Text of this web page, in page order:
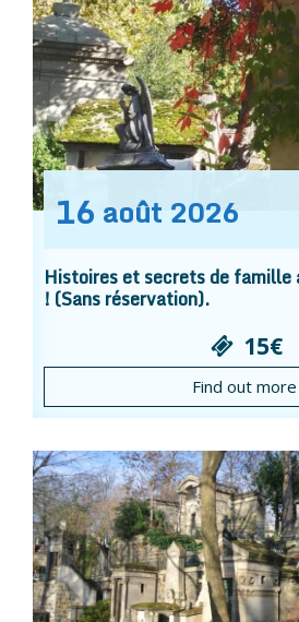
16 août 2026
Histoires et secrets de famille
! (Sans réservation).
15€
Find out more